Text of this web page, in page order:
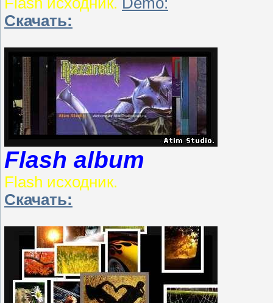
Скачать:
Flash album
Flash исходник.
Скачать: